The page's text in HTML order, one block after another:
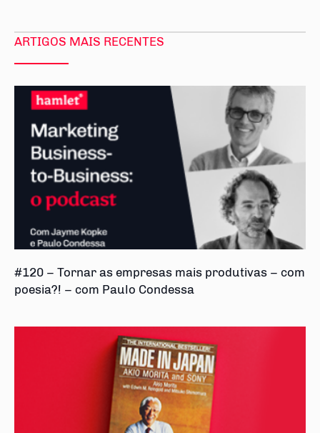
ARTIGOS MAIS RECENTES
#120 – Tornar as empresas mais produtivas – com
poesia?! – com Paulo Condessa